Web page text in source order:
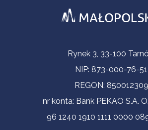
Informacje kontaktowe
Rynek 3, 33-100
NIP: 873-000-76-51
REGON: 850012309
nr konta: Bank PEKAO S.A.
96 1240 1910 1111 0000